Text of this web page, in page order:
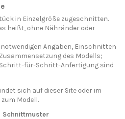
in Einzelgröße zugeschnitten.
heißt, ohne Nähränder oder
Angaben, Einschnitten
des Modells;
Schritt-für-Schritt-Anfertigung sind
sich auf dieser Site oder im
Modell.
Schnittmuster